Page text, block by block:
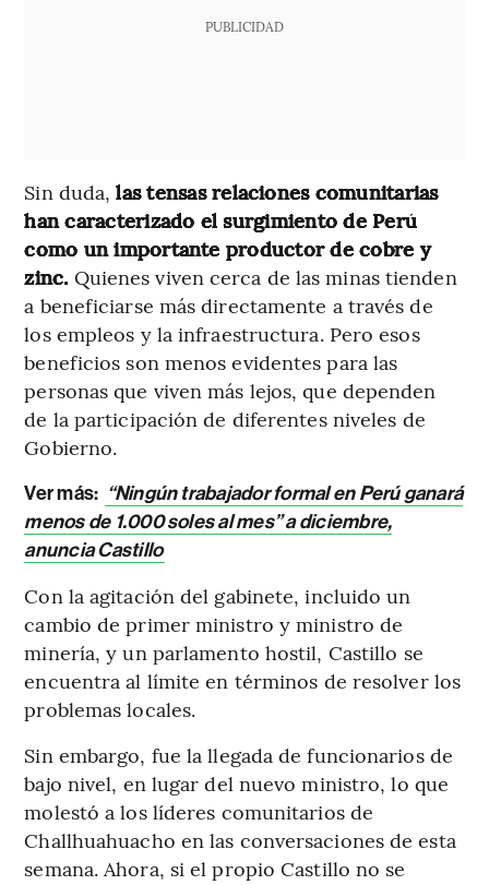
PUBLICIDAD
Sin duda,las tensas relaciones comunitarias
han caracterizado el surgimiento de Perú
como un importante productor de cobre y
zinc. Quienes viven cerca de las minas tienden
a beneficiarse más directamente a través de
los empleos y la infraestructura. Pero esos
beneficios son menos evidentes para las
personas que viven más lejos, que dependen
de la participación de diferentes niveles de
Gobierno.
Ver más: “Ningún trabajador formal en Perú ganará
menos de 1.000 soles al mes” a diciembre,
anuncia Castillo
Con la agitación del gabinete, incluido un
cambio de primer ministro y ministro de
minería, y un parlamento hostil, Castillo se
encuentra al límite en términos de resolver los
problemas locales.
Sin embargo, fue la llegada de funcionarios de
bajo nivel, en lugar del nuevo ministro, lo que
molestó a los líderes comunitarios de
Challhuahuacho en las conversaciones de esta
semana. Ahora, si el propio Castillo no se